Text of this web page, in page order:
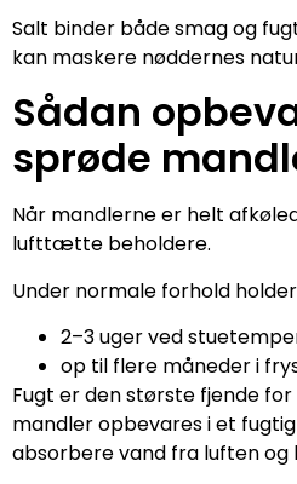
Salt binder både smag og
kan maskere nøddernes
Sådan
sprøde
Når mandlerne er helt
lufttætte beholdere.
Under normale forhold
2–3 uger ved
op til flere måneder i
Fugt er den største fjende for
mandler opbevares i et
absorbere vand fra luften og